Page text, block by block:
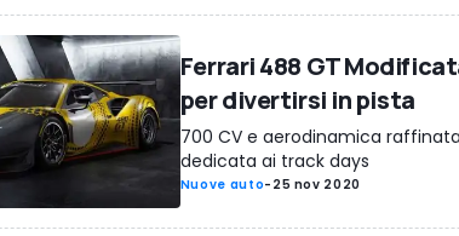
Ferrari 488 GT
per divertirsi in pista
700 CV e aerodinamica
dedicata ai track days
Nuove auto- 25 nov 2020